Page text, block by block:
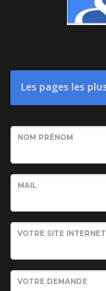
Les pages les
NOM PRÉNOM
MAIL
VOTRE SITE INTERNET
VOTRE DEMANDE